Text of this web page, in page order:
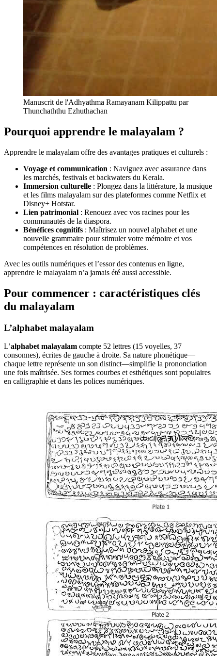
Manuscrit de l'Adhyathma Ramayanam Kilippattu par
Thunchaththu Ezhuthachan
Pourquoi apprendre le malayalam ?
Apprendre le malayalam offre des avantages pratiques et culturels :
Voyage et communication : Naviguez avec assurance dans
les marchés, festivals et backwaters du Kerala.
Immersion culturelle : Plongez dans la littérature, la musique
et les films malayalam sur des plateformes comme Netflix et
Disney+ Hotstar.
Lien patrimonial : Renouez avec vos racines pour les
communautés de la diaspora.
Bénéfices cognitifs : Maîtrisez un nouvel alphabet et une
nouvelle grammaire pour stimuler votre mémoire et vos
compétences en résolution de problèmes.
Avec les outils numériques et l’essor des contenus en ligne,
apprendre le malayalam n’a jamais été aussi accessible.
Pour commencer : caractéristiques clés
du malayalam
L’alphabet malayalam
L’alphabet malayalam compte 52 lettres (15 voyelles, 37
consonnes), écrites de gauche à droite. Sa nature phonétique—
chaque lettre représente un son distinct—simplifie la prononciation
une fois maîtrisée. Ses formes courbes et esthétiques sont populaires
en calligraphie et dans les polices numériques.